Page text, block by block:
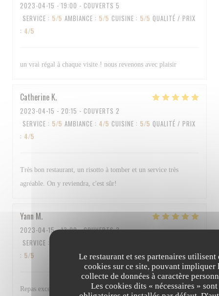
Le restaurant et ses partenaires utilisent
cookies sur ce site, pouvant impliquer
collecte de données à caractère
Les cookies dits « nécessaires » sont
2023-04-15 - 19:00 - COUVERTS 5
SERVICE : 5/5 AMBIANCE : 5/5 CUISINE : 5/5 QUALITÉ / PRIX
: 4/5
un vrai régal à chaque visite ! nous revenons avec plaisir
Catherine K
2023-04-15 - 20:15 - COUVERTS 2
SERVICE : 5/5 AMBIANCE : 4/5 CUISINE : 5/5 QUALITÉ / PRIX
: 4/5
Très bon restaurant, un risotto à tomber et un service très
agréable. On y reviendra, c'est sûr!
Yann M
2023-04-15- 13:00 - COUVERTS 3
SERVICE :
: 5/5
Repas excellent et personnel au top Bravo à tous